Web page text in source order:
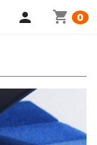
shopping_cart 0
person